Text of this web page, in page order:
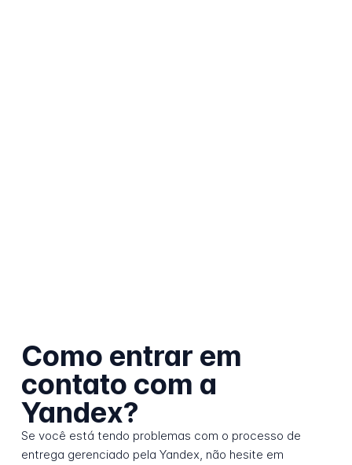
Como entrar em
contato com a
Yandex?
Se você está tendo problemas com o processo de
entrega gerenciado pela Yandex, não hesite em